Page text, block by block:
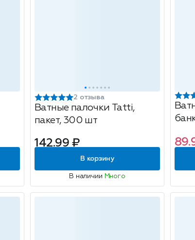
2 отзыва
Ватные палочки Tatti,
пакет, 300 шт
142.99 ₽
В корзину
В наличии Много